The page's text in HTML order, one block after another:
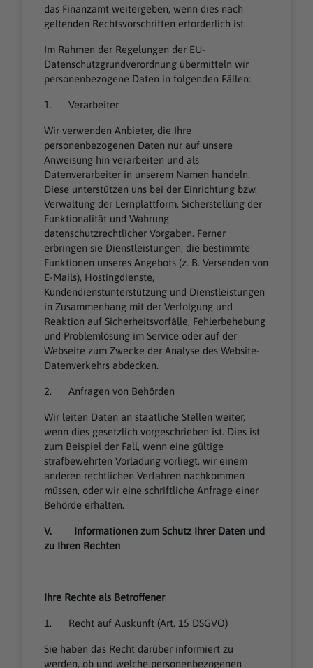
das Finanzamt weitergeben, wenn dies nach
geltenden Rechtsvorschriften erforderlich ist.
Im Rahmen der Regelungen der EU-
Datenschutzgrundverordnung übermitteln wir
personenbezogene Daten in folgenden Fällen:
1. Verarbeiter
Wir verwenden Anbieter, die Ihre
personenbezogenen Daten nur auf unsere
Anweisung hin verarbeiten und als
Datenverarbeiter in unserem Namen handeln.
Diese unterstützen uns bei der Einrichtung bzw.
Verwaltung der Lernplattform, Sicherstellung der
Funktionalität und Wahrung
datenschutzrechtlicher Vorgaben. Ferner
erbringen sie Dienstleistungen, die bestimmte
Funktionen unseres Angebots (z. B. Versenden von
E-Mails), Hostingdienste,
Kundendienstunterstützung und Dienstleistungen
in Zusammenhang mit der Verfolgung und
Reaktion auf Sicherheitsvorfälle, Fehlerbehebung
und Problemlösung im Service oder auf der
Webseite zum Zwecke der Analyse des Website-
Datenverkehrs abdecken.
2. Anfragen von Behörden
Wir leiten Daten an staatliche Stellen weiter,
wenn dies gesetzlich vorgeschrieben ist. Dies ist
zum Beispiel der Fall, wenn eine gültige
strafbewehrten Vorladung vorliegt, wir einem
anderen rechtlichen Verfahren nachkommen
müssen, oder wir eine schriftliche Anfrage einer
Behörde erhalten.
V. Informationen zum Schutz Ihrer Daten und
zu Ihren Rechten
Ihre Rechte als Betroffener
1. Recht auf Auskunft (Art. 15 DSGVO)
Sie haben das Recht darüber informiert zu
werden, ob und welche personenbezogenen